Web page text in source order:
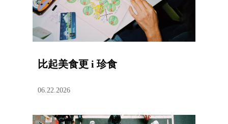
比起美食更 i 珍食
06.22.2026